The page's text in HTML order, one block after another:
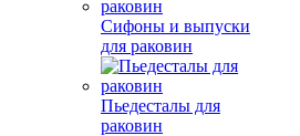
Сифоны и выпуски
для раковин
Пьедесталы для
раковин